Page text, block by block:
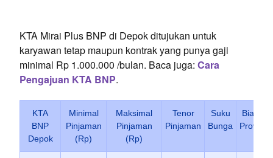
KTA Mirai Plus BNP di Depok ditujukan untuk
karyawan tetap maupun kontrak yang punya gaji
minimal Rp 1.000.000 /bulan. Baca juga: Cara
Pengajuan KTA BNP.
KTA
BNP
Depok
Minimal
Pinjaman
(Rp)
Maksimal
Pinjaman
(Rp)
Tenor
Pinjaman
Suku
Bunga
Biaya
Provisi